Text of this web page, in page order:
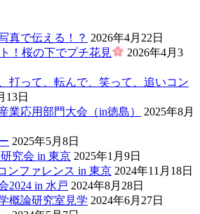
真で伝える！？ 2026年4月22日
！桜の下でプチ花見
2026年4月3
打って、転んで、笑って、追いコン
13日
業応用部門大会（in徳島）
2025年8月
2025年5月8日
究会 in 東京 2025年1月9日
ンファレンス in 東京 2024年11月18日
2024 in 水戸 2024年8月28日
概論研究室見学 2024年6月27日